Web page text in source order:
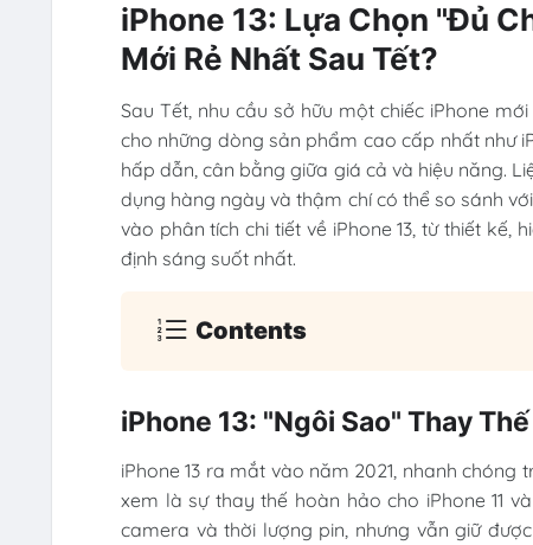
iPhone 13: Lựa Chọn "Đủ
Mới Rẻ Nhất Sau Tết?
Sau Tết, nhu cầu sở hữu một chiếc iPhone
cho những dòng sản phẩm cao cấp nhất như
hấp dẫn, cân bằng giữa giá cả và hiệu năng.
dụng hàng ngày và thậm chí có thể so sánh
vào phân tích chi tiết về iPhone 13, từ thiết
định sáng suốt nhất.
Contents
iPhone 13: "Ngôi Sao" Thay Thế
iPhone 13 ra mắt vào năm 2021, nhanh
xem là sự thay thế hoàn hảo cho iPhone 11
camera và thời lượng pin, nhưng vẫn giữ